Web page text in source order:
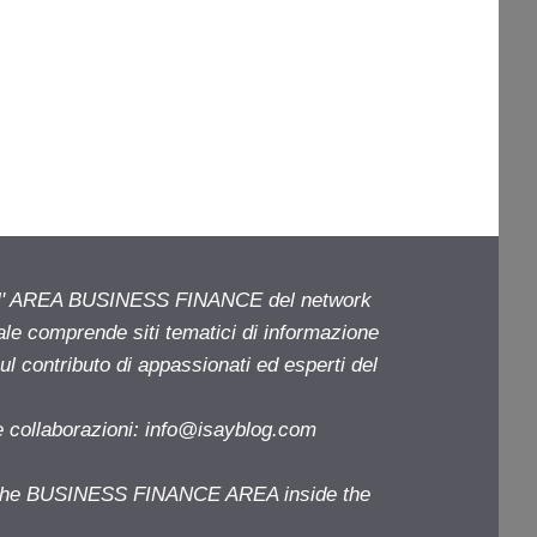
BUSINESS FINANCE del network
comprende siti tematici di informazione
contributo di appassionati ed esperti del
collaborazioni: info@isayblog.com
BUSINESS FINANCE AREA inside the